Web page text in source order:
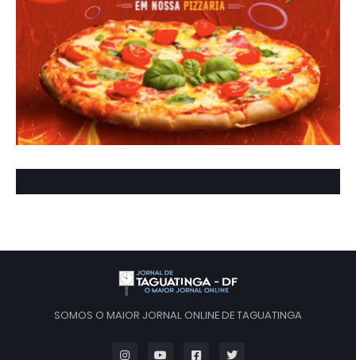
SOMOS O MAIOR JORNAL ONLINE DE TAGUATINGA